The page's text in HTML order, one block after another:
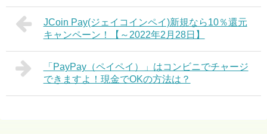
JCoin Pay(ジェイコインペイ)新規なら10％還元
キャンペーン！【～2022年2月28日】
「PayPay（ペイペイ）」はコンビニでチャージ
できますよ！現金でOKの方法は？